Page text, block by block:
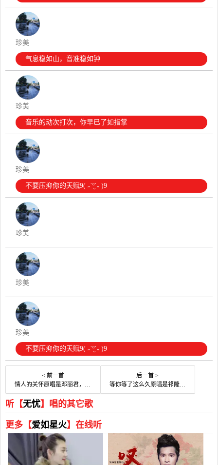
珍美
气息稳如山，音准稳如钟
珍美
音乐的动次打次，你早已了如指掌
珍美
不要压抑你的天赋9( ˶˙º̬˙˶ )9
珍美
珍美
珍美
不要压抑你的天赋9( ˶˙º̬˙˶ )9
< 前一首
情人的关怀原唱是邓丽君，由田野蛙鸣翻唱(播放:84)
后一首 >
等你等了这么久原唱是祁隆，由笑对人生翻唱(播放:257)
听【无忧】唱的其它歌
更多【爱如星火】在线听